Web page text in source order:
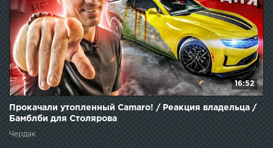
16:52
Прокачали утопленный Camaro! / Реакция владельца /
Бамблби для Столярова
Чердак